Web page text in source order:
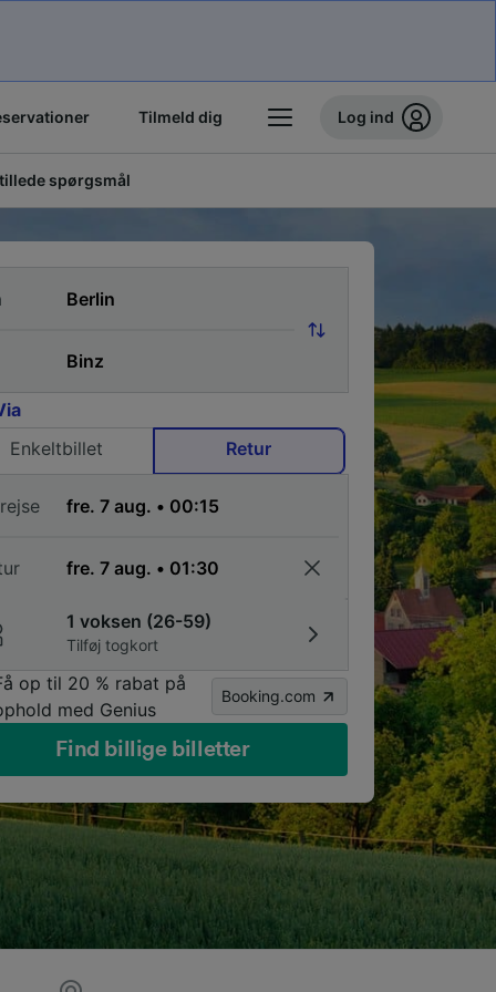
Tilmeld dig Log ind
spørgsmål
Enkeltbillet
Retur
1 voksen (26-59)
Tilføj togkort
op til 20 % rabat på
med Genius
Booking.com
Find billige billetter